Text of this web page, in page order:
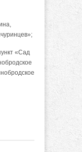
«Сад